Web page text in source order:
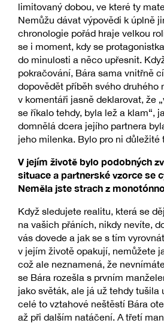
limitovaný dobou, ve které ty
Nemůžu dávat výpovědi k úplně
chronologie pořád hraje velkou
se i moment, kdy se
do minulosti a něco upřesnit.
pokračování, Bára sama vnitřně
dopovědět příběh svého druhého
v komentáři jasně deklarovat, že
se říkalo tehdy, byla lež a klam“,
domnělá dcera jejího partnera
jeho milenka. Bylo pro ni důležité
V jejím životě bylo podobných
situace a partnerské vzorce se
Neměla jste strach z
Když sledujete realitu, která se
na vašich přáních, nikdy nevíte,
vás dovede a jak se s tím
v jejím životě opakují, nemůžete
což ale neznamená, že
se Bára rozešla s prvním
jako světák, ale já už tehdy tušila
celé to vztahové neštěstí Bára
až při dalším natáčení. A třetí